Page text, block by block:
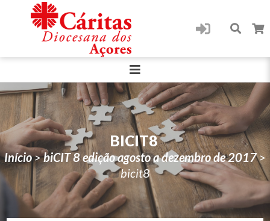
BICIT8
Início>biCIT 8 edição agosto a dezembro de 2017 >
bicit8